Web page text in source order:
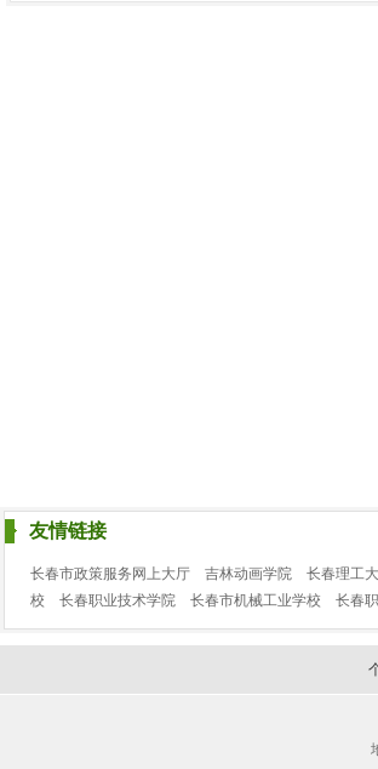
友情链接
长春市政策服务网上大厅 吉林动画学院 长春理工
校
长春职业技术学院 长春市机械工业学校 长春